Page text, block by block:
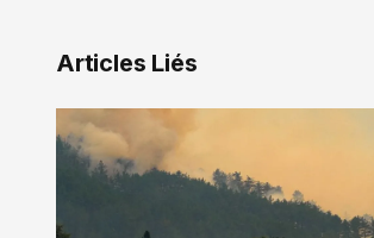
Articles Liés